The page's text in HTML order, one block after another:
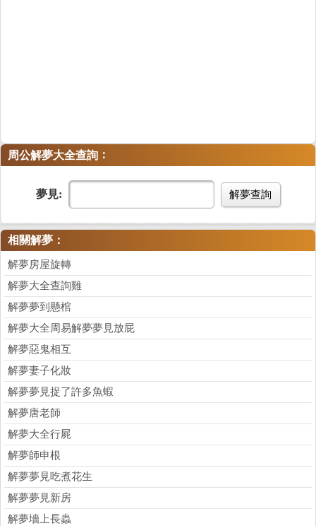
周公解夢大全查詢 ：
夢見: 解夢查詢
相關解夢：
解夢房屋旋轉
解夢大全查詢雞
解夢夢到懸棺
解夢大全周易解夢夢見放屁
解夢惡鬼相互
解夢妻子化妝
解夢夢見捉了許多魚蝦
解夢唐老師
解夢大全行屍
解夢師申根
解夢夢見吃煮花生
解夢夢見新房
解夢墻上長蟲